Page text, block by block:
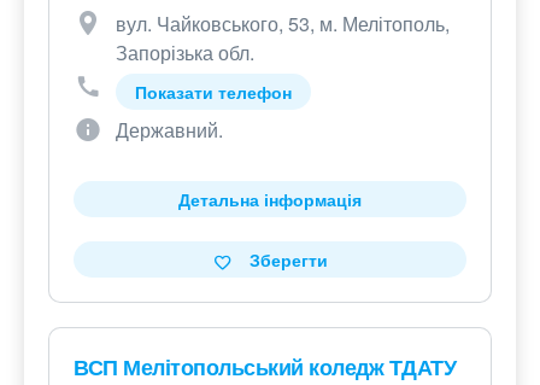
вул. Чайковського, 53, м. Мелітополь,
Запорізька обл.
Показати телефон
Державний.
Детальна інформація
Зберегти
ВСП Мелітопольський коледж ТДАТУ